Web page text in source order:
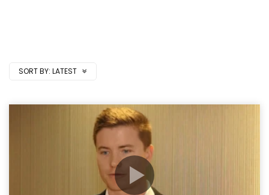
SORT BY: LATEST